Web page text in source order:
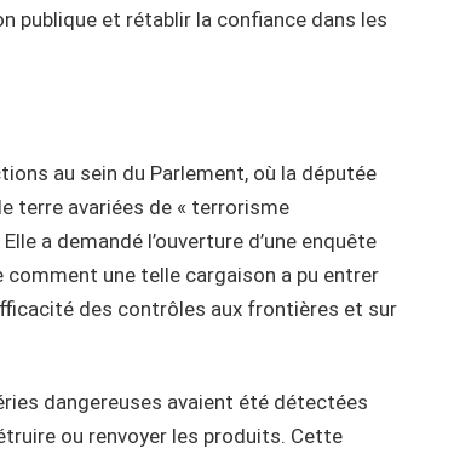
publique et rétablir la confiance dans les
au sein du Parlement, où la députée
terre avariées de « terrorisme
a demandé l’ouverture d’une enquête
une telle cargaison a pu entrer
des contrôles aux frontières et sur
dangereuses avaient été détectées
ou renvoyer les produits. Cette